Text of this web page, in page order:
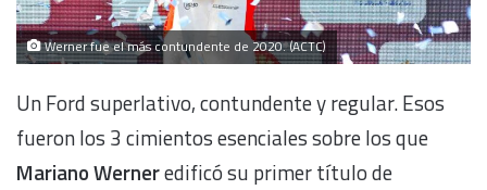
Werner fue el más contundente de 2020. (ACTC)
Un Ford superlativo, contundente y regular. Esos
fueron los 3 cimientos esenciales sobre los que
Mariano Werneredificó su primer título de